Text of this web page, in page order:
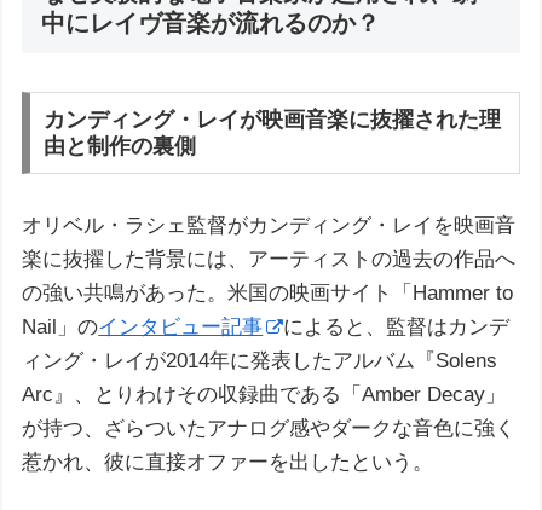
中にレイヴ音楽が流れるのか？
カンディング・レイが映画音楽に抜擢された理
由と制作の裏側
オリベル・ラシェ監督がカンディング・レイを映画音
楽に抜擢した背景には、アーティストの過去の作品へ
の強い共鳴があった。米国の映画サイト「Hammer to
Nail」のインタビュー記事
によると、監督はカンデ
ィング・レイが2014年に発表したアルバム『Solens
Arc』、とりわけその収録曲である「Amber Decay」
が持つ、ざらついたアナログ感やダークな音色に強く
惹かれ、彼に直接オファーを出したという。